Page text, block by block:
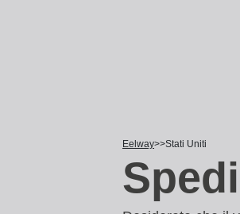
Eelway Stati Uniti